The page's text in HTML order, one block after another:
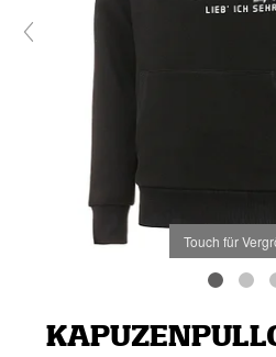
Touch für